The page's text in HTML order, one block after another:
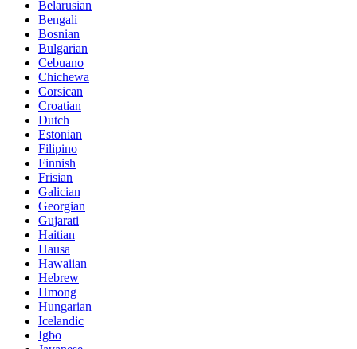
Belarusian
Bengali
Bosnian
Bulgarian
Cebuano
Chichewa
Corsican
Croatian
Dutch
Estonian
Filipino
Finnish
Frisian
Galician
Georgian
Gujarati
Haitian
Hausa
Hawaiian
Hebrew
Hmong
Hungarian
Icelandic
Igbo